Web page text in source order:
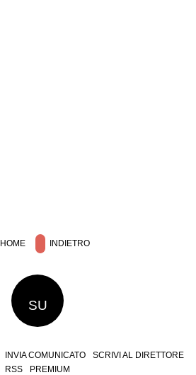
HOME INDIETRO
SU
INVIA COMUNICATO
SCRIVI AL DIRETTORE
RSS
PREMIUM